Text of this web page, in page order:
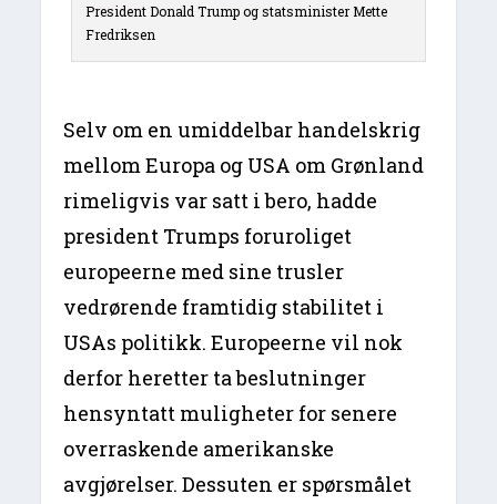
President Donald Trump og statsminister Mette
Fredriksen
Selv om en umiddelbar handelskrig
mellom Europa og USA om Grønland
rimeligvis var satt i bero, hadde
president Trumps foruroliget
europeerne med sine trusler
vedrørende framtidig stabilitet i
USAs politikk. Europeerne vil nok
derfor heretter ta beslutninger
hensyntatt muligheter for senere
overraskende amerikanske
avgjørelser. Dessuten er spørsmålet